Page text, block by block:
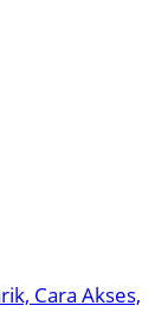
Cara Akses,